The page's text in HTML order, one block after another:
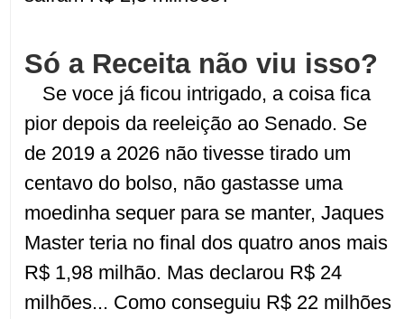
Só a Receita não viu isso?
Se voce já ficou intrigado, a coisa fica
pior depois da reeleição ao Senado. Se
de 2019 a 2026 não tivesse tirado um
centavo do bolso, não gastasse uma
moedinha sequer para se manter, Jaques
Master teria no final dos quatro anos mais
R$ 1,98 milhão. Mas declarou R$ 24
milhões... Como conseguiu R$ 22 milhões